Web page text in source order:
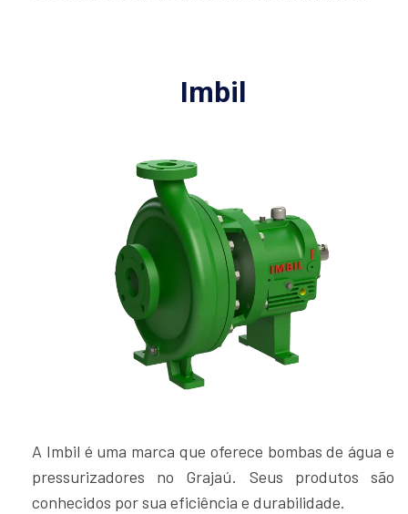
Imbil
A Imbil é uma marca que oferece bombas de água e
pressurizadores no Grajaú. Seus produtos são
conhecidos por sua eficiência e durabilidade.